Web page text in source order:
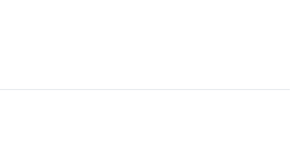
宇佐美慎吾/塞萨尔·蒙塔
卓丹·李/里昂·福德/马修·纽
拉斯·麦克阿瑟/富兰克林·德拉诺·罗斯福/艾德琳·
:剧情/动作/战争 制片国家/地区:美国/澳大利亚